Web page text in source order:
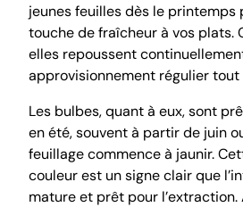
jeunes feuilles dès le printemps
touche de fraîcheur à vos plats.
elles repoussent
approvisionnement régulier tout
Les bulbes, quant à eux, sont
en été, souvent à partir de juin
feuillage commence à jaunir.
couleur est un signe clair que
mature et prêt pour